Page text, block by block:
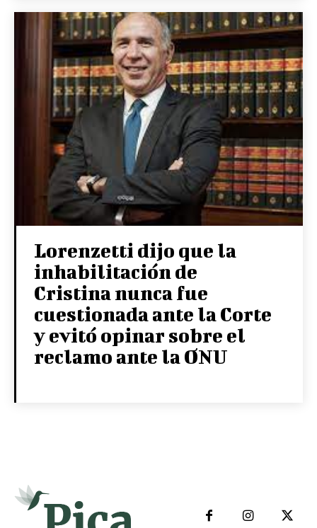
Lorenzetti dijo que la
inhabilitación de
Cristina nunca fue
cuestionada ante la Corte
y evitó opinar sobre el
reclamo ante la ONU